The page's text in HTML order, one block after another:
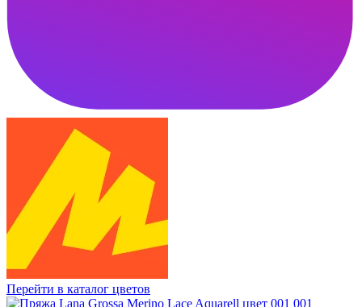
Перейти в каталог цветов
001